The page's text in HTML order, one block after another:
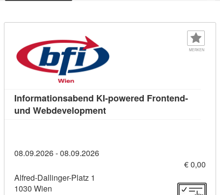
MERKEN
Informationsabend KI-powered Frontend-
und WebdevelopmentKursdetail:
08.09.2026 - 08.09.2026
€ 0,00
Alfred-Dallinger-Platz 1
1030 Wien